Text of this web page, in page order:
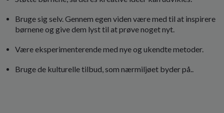
Bruge sig selv. Gennem egen viden være med til at inspirere
børnene og give dem lyst til at prøve noget nyt.
Være eksperimenterende med nye og ukendte metoder.
Bruge de kulturelle tilbud, som nærmiljøet byder på..